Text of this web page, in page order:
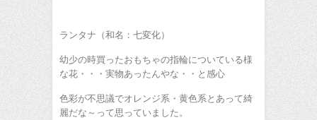
ランタナ（和名：七変化）
幼少の時買ったおもちゃの指輪についている様
な花・・・実物あったんやな・・と感心
色彩が不思議でオレンジ系・黄色系とあって綺
麗だな～って思っていました。